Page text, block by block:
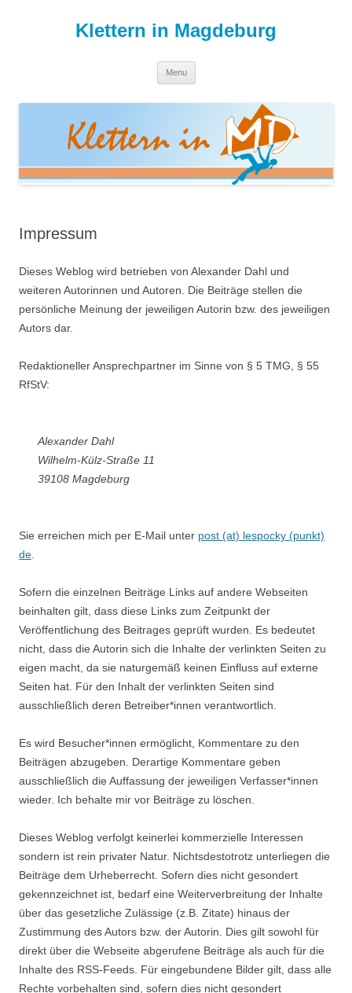
Klettern in Magdeburg
Menu
Impressum
Dieses Weblog wird betrieben von Alexander Dahl und
weiteren Autorinnen und Autoren. Die Beiträge stellen die
persönliche Meinung der jeweiligen Autorin bzw. des jeweiligen
Autors dar.
Redaktioneller Ansprechpartner im Sinne von § 5 TMG, § 55
RfStV:
Alexander Dahl
Wilhelm-Külz-Straße 11
39108 Magdeburg
Sie erreichen mich per E-Mail unter post (at) lespocky (punkt)
de
Sofern die einzelnen Beiträge Links auf andere Webseiten
beinhalten gilt, dass diese Links zum Zeitpunkt der
Veröffentlichung des Beitrages geprüft wurden. Es bedeutet
nicht, dass die Autorin sich die Inhalte der verlinkten Seiten zu
eigen macht, da sie naturgemäß keinen Einfluss auf externe
Seiten hat. Für den Inhalt der verlinkten Seiten sind
ausschließlich deren Betreiber*innen verantwortlich.
Es wird Besucher*innen ermöglicht, Kommentare zu den
Beiträgen abzugeben. Derartige Kommentare geben
ausschließlich die Auffassung der jeweiligen Verfasser*innen
wieder. Ich behalte mir vor Beiträge zu löschen.
Dieses Weblog verfolgt keinerlei kommerzielle Interessen
sondern ist rein privater Natur. Nichtsdestotrotz unterliegen die
Beiträge dem Urheberrecht. Sofern dies nicht gesondert
gekennzeichnet ist, bedarf eine Weiterverbreitung der Inhalte
über das gesetzliche Zulässige (z.B. Zitate) hinaus der
Zustimmung des Autors bzw. der Autorin. Dies gilt sowohl für
direkt über die Webseite abgerufene Beiträge als auch für die
Inhalte des RSS-Feeds. Für eingebundene Bilder gilt, dass alle
Rechte vorbehalten sind, sofern dies nicht gesondert